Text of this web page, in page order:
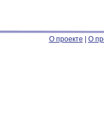
О проекте О